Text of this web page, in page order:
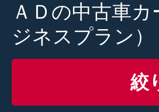
ＡＤの中古車
ジネスプラン）
絞